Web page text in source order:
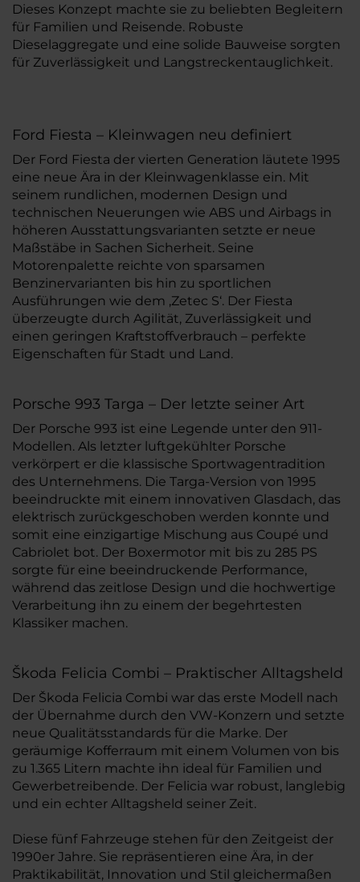
Dieses Konzept machte sie zu beliebten Begleitern
für Familien und Reisende. Robuste
Dieselaggregate und eine solide Bauweise sorgten
für Zuverlässigkeit und Langstreckentauglichkeit.
Ford Fiesta – Kleinwagen neu definiert
Der Ford Fiesta der vierten Generation läutete 1995
eine neue Ära in der Kleinwagenklasse ein. Mit
seinem rundlichen, modernen Design und
technischen Neuerungen wie ABS und Airbags in
höheren Ausstattungsvarianten setzte er neue
Maßstäbe in Sachen Sicherheit. Seine
Motorenpalette reichte von sparsamen
Benzinervarianten bis hin zu sportlichen
Ausführungen wie dem ‚Zetec S‘. Der Fiesta
überzeugte durch Agilität, Zuverlässigkeit und
einen geringen Kraftstoffverbrauch – perfekte
Eigenschaften für Stadt und Land.
Porsche 993 Targa – Der letzte seiner Art
Der Porsche 993 ist eine Legende unter den 911-
Modellen. Als letzter luftgekühlter Porsche
verkörpert er die klassische Sportwagentradition
des Unternehmens. Die Targa-Version von 1995
beeindruckte mit einem innovativen Glasdach, das
elektrisch zurückgeschoben werden konnte und
somit eine einzigartige Mischung aus Coupé und
Cabriolet bot. Der Boxermotor mit bis zu 285 PS
sorgte für eine beeindruckende Performance,
während das zeitlose Design und die hochwertige
Verarbeitung ihn zu einem der begehrtesten
Klassiker machen.
Škoda Felicia Combi – Praktischer Alltagsheld
Der Škoda Felicia Combi war das erste Modell nach
der Übernahme durch den VW-Konzern und setzte
neue Qualitätsstandards für die Marke. Der
geräumige Kofferraum mit einem Volumen von bis
zu 1.365 Litern machte ihn ideal für Familien und
Gewerbetreibende. Der Felicia war robust, langlebig
und ein echter Alltagsheld seiner Zeit.
Diese fünf Fahrzeuge stehen für den Zeitgeist der
1990er Jahre. Sie repräsentieren eine Ära, in der
Praktikabilität, Innovation und Stil gleichermaßen